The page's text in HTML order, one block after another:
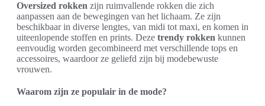
Oversized rokken zijn ruimvallende rokken die zich
aanpassen aan de bewegingen van het lichaam. Ze zijn
beschikbaar in diverse lengtes, van midi tot maxi, en komen in
uiteenlopende stoffen en prints. Deze trendy rokken kunnen
eenvoudig worden gecombineerd met verschillende tops en
accessoires, waardoor ze geliefd zijn bij modebewuste
vrouwen.
Waarom zijn ze populair in de mode?